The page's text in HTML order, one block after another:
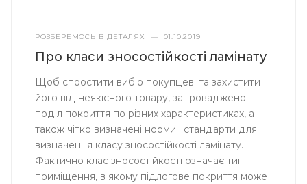
РОЗБЕРЕМОСЬ В ДЕТАЛЯХ — 01.10.2019
Про класи зносостійкості ламінату
Щоб спростити вибір покупцеві та захистити
його від неякісного товару, запроваджено
поділ покриття по різних характеристиках, а
також чітко визначені норми і стандарти для
визначення класу зносостійкості ламінату.
Фактично клас зносостійкості означає тип
приміщення, в якому підлогове покриття може